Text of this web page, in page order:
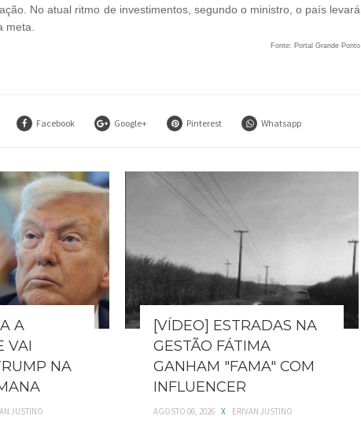
No atual ritmo de investimentos, segundo o ministro, o país levará
meta.
Fonte: Portal Grande Ponto
Facebook Google+ Pinterest Whatsapp
A
VAI
NA
JUSTINO
[VÍDEO] ESTRADAS NA
GESTÃO FÁTIMA
GANHAM "FAMA" COM
INFLUENCER
AGOSTO 06, 2026 X ERIVAN JUSTINO